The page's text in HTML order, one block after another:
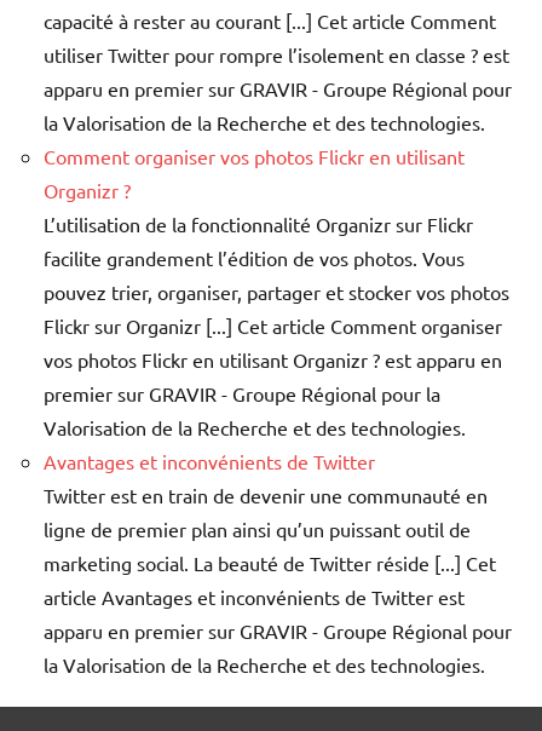
capacité à rester au courant [...] Cet article Comment
utiliser Twitter pour rompre l’isolement en classe ? est
apparu en premier sur GRAVIR - Groupe Régional pour
la Valorisation de la Recherche et des technologies.
Comment organiser vos photos Flickr en utilisant
Organizr ?
L’utilisation de la fonctionnalité Organizr sur Flickr
facilite grandement l’édition de vos photos. Vous
pouvez trier, organiser, partager et stocker vos photos
Flickr sur Organizr [...] Cet article Comment organiser
vos photos Flickr en utilisant Organizr ? est apparu en
premier sur GRAVIR - Groupe Régional pour la
Valorisation de la Recherche et des technologies.
Avantages et inconvénients de Twitter
Twitter est en train de devenir une communauté en
ligne de premier plan ainsi qu’un puissant outil de
marketing social. La beauté de Twitter réside [...] Cet
article Avantages et inconvénients de Twitter est
apparu en premier sur GRAVIR - Groupe Régional pour
la Valorisation de la Recherche et des technologies.